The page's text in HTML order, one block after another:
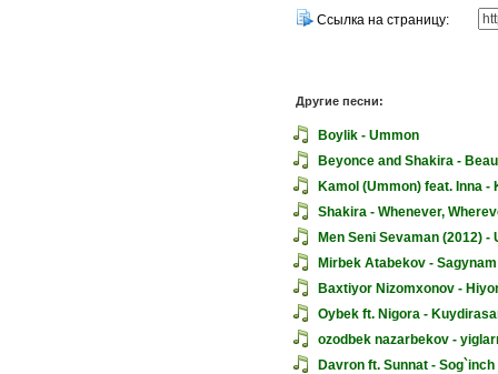
Ссылка на страницу:
Другие песни:
Boylik - Ummon
Beyonce and Shakira -
Kamol (Ummon) feat. Inna -
Shakira - Whenever,
Men Seni Sevaman (2012) -
Mirbek Atabekov - Sagynam
Baxtiyor Nizomxonov -
Oybek ft. Nigora -
ozodbek nazarbekov -
Davron ft. Sunnat - Sog`inch